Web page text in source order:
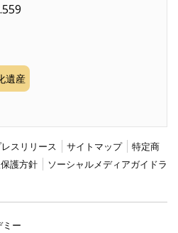
遺産
スリリース サイトマップ
特定商
護方針
ソーシャルメディアガイドラ
ミー